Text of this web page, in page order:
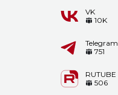
VK
10K
Telegram
751
RUTUBE
506